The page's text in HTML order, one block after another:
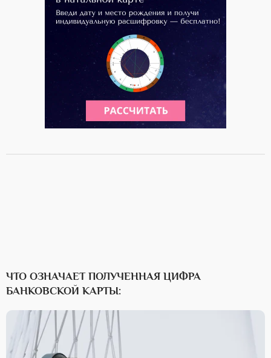
ЧТО ОЗНАЧАЕТ ПОЛУЧЕННАЯ ЦИФРА
БАНКОВСКОЙ КАРТЫ: